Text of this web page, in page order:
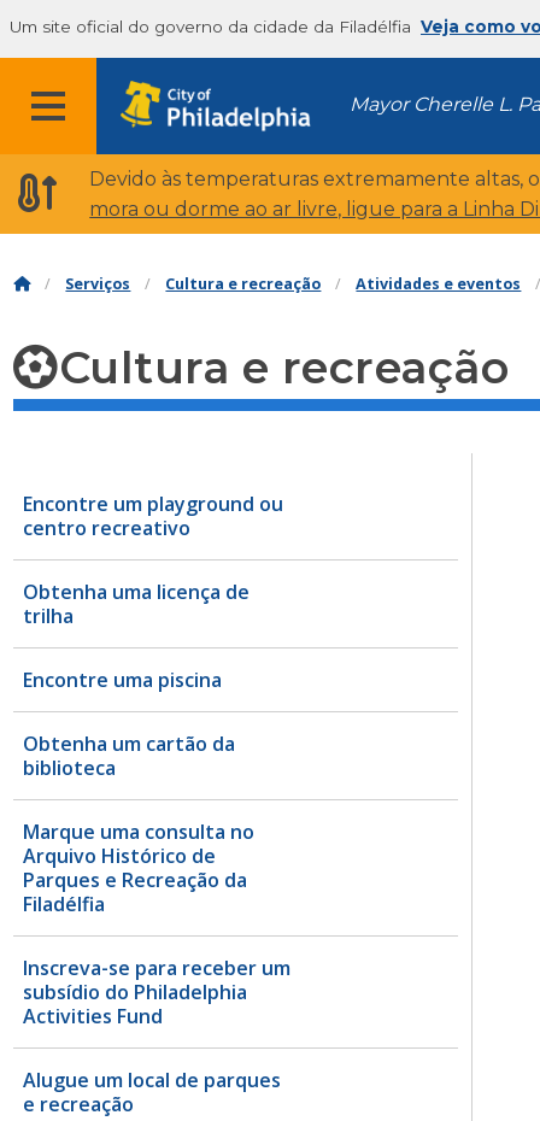
Um site oficial do governo da cidade da Filadélfia Veja como
Mayor Cherelle L.
Devido às temperaturas extremamente altas,
mora ou dorme ao ar livre, ligue para a Linha
Serviços Cultura e recreação Atividades e eventos
Cultura e recreação
Encontre um playground ou
centro recreativo
Obtenha uma licença de
trilha
Encontre uma piscina
Obtenha um cartão da
biblioteca
Marque uma consulta no
Arquivo Histórico de
Parques e Recreação da
Filadélfia
Inscreva-se para receber um
subsídio do Philadelphia
Activities Fund
Alugue um local de parques
e recreação